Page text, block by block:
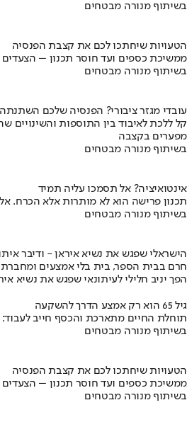
בשיתוף מנורה מבטחים
הטעויות שיחתכו לכם את קצבת הפנסיה
ממשיכת כספים ועד חוסר תכנון –
בשיתוף מנורה מבטחים
עובדי מגזר ציבורי? הפנסיה שלכם השתנתה
קל ללכת לאיבוד בין התוספות והשינויים
מפערים בקצבה
בשיתוף מנורה מבטחים
אינטואיציה? אל תסמכו עליה תמיד
תכנון פרישה הוא לא מותרות אלא הכרח.
בשיתוף מנורה מבטחים
הישראלי שפגש את נשיא איראן - ודיבר
חרם בבית הספר, בית בלי אמצעים
הפך יניב חלילי לעיתונאי שפגש את נשיא
גיל 65 הוא רק אמצע הדרך להשקעה
תוחלת החיים מתארכת והכסף חייב לעבוד:
בשיתוף מנורה מבטחים
הטעויות שיחתכו לכם את קצבת הפנסיה
ממשיכת כספים ועד חוסר תכנון –
בשיתוף מנורה מבטחים